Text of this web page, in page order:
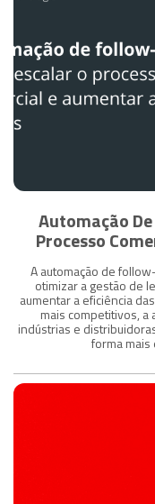
Automação
Processo
A automação de
otimizar a gestão de
aumentar a eficiência
mais competitivos, a
indústrias e
forma